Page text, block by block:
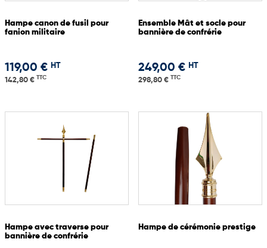
Hampe canon de fusil pour
fanion militaire
119,00 € HT
142,80 € TTC
Ensemble Mât et socle pour
bannière de confrérie
249,00 € HT
298,80 € TTC
Hampe avec traverse pour
bannière de confrérie
Hampe de cérémonie prestige